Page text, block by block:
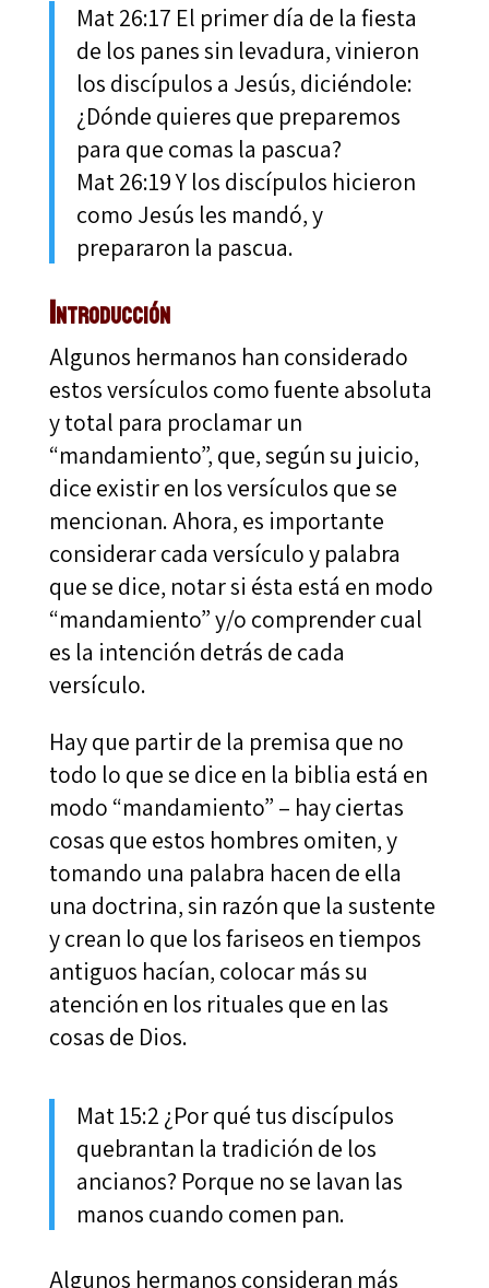
Mat 26:17 El primer día de la fiesta
de los panes sin levadura, vinieron
los discípulos a Jesús, diciéndole:
¿Dónde quieres que preparemos
para que comas la pascua?
Mat 26:19 Y los discípulos hicieron
como Jesús les mandó, y
prepararon la pascua.
Introducción
Algunos hermanos han considerado
estos versículos como fuente absoluta
y total para proclamar un
“mandamiento”, que, según su juicio,
dice existir en los versículos que se
mencionan. Ahora, es importante
considerar cada versículo y palabra
que se dice, notar si ésta está en modo
“mandamiento” y/o comprender cual
es la intención detrás de cada
versículo.
Hay que partir de la premisa que no
todo lo que se dice en la biblia está en
modo “mandamiento” – hay ciertas
cosas que estos hombres omiten, y
tomando una palabra hacen de ella
una doctrina, sin razón que la sustente
y crean lo que los fariseos en tiempos
antiguos hacían, colocar más su
atención en los rituales que en las
cosas de Dios.
Mat 15:2 ¿Por qué tus discípulos
quebrantan la tradición de los
ancianos? Porque no se lavan las
manos cuando comen pan.
Algunos hermanos consideran más